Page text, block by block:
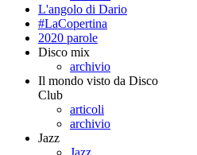
L'angolo di Dario
#LaCopertina
2020 parole
Disco mix
archivio
Il mondo visto da Disco
Club
articoli
archivio
Jazz
Jazz